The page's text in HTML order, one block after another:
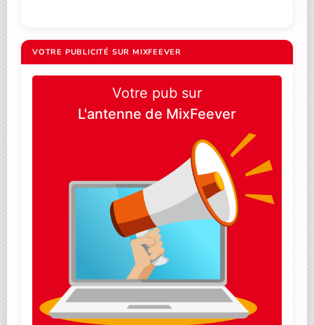
VOTRE PUBLICITÉ SUR MIXFEEVER
Votre pub sur
L'antenne de MixFeever